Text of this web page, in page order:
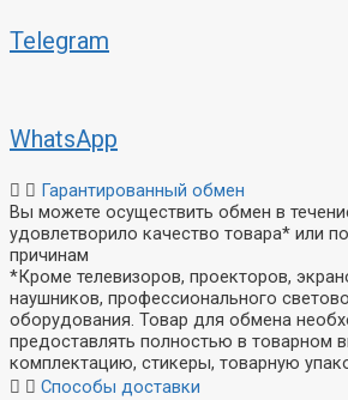
Telegram
WhatsApp
Гарантированный обмен
Вы можете осуществить обмен в
удовлетворило качество товара* или
причинам
*Кроме телевизоров, проекторов,
наушников, профессионального
оборудования. Товар для обмена
предоставлять полностью в товарном
комплектацию, стикеры, товарную
Способы доставки